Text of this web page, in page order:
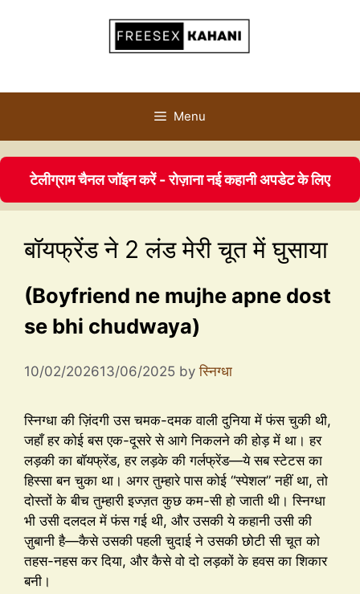
Menu
टेलीग्राम चैनल जॉइन करें - रोज़ाना नई कहानी अपडेट के लिए
बॉयफ्रेंड ने 2 लंड मेरी चूत में घुसाया
(Boyfriend ne mujhe apne dost
se bhi chudwaya)
10/02/202613/06/2025 byस्निग्धा
स्निग्धा की ज़िंदगी उस चमक-दमक वाली दुनिया में फंस चुकी थी,
जहाँ हर कोई बस एक-दूसरे से आगे निकलने की होड़ में था। हर
लड़की का बॉयफ्रेंड, हर लड़के की गर्लफ्रेंड—ये सब स्टेटस का
हिस्सा बन चुका था। अगर तुम्हारे पास कोई “स्पेशल” नहीं था, तो
दोस्तों के बीच तुम्हारी इज्ज़त कुछ कम-सी हो जाती थी। स्निग्धा
भी उसी दलदल में फंस गई थी, और उसकी ये कहानी उसी की
ज़ुबानी है—कैसे उसकी पहली चुदाई ने उसकी छोटी सी चूत को
तहस-नहस कर दिया, और कैसे वो दो लड़कों के हवस का शिकार
बनी।